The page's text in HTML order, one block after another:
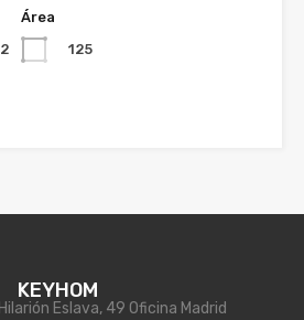
2
Área
125
KEYHOM
Eslava, 49 Oficina Madrid